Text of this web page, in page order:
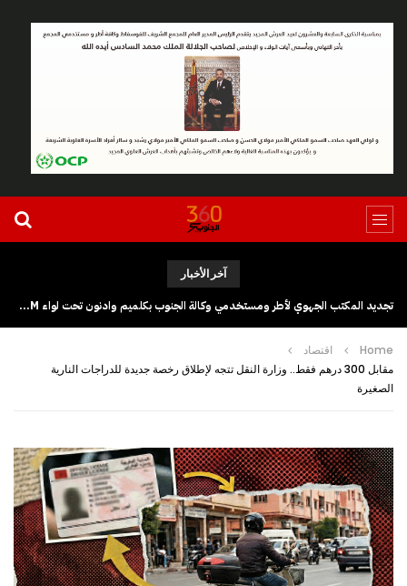
آخر الأخبار
تجديد المكتب الجهوي لأطر ومستخدمي وكالة الجنوب بكلميم وادنون تحت لواء UGTM
Home
اقتصاد
مقابل 300 درهم فقط.. وزارة النقل تتجه لإطلاق رخصة جديدة للدراجات النارية
الصغيرة